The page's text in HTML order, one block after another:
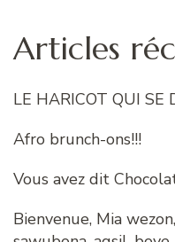
Articles
LE HARICOT QUI SE
Afro brunch-ons!!!
Vous avez dit
Bienvenue, Mia